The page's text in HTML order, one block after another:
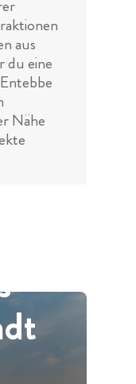
aus
du eine
Nähe